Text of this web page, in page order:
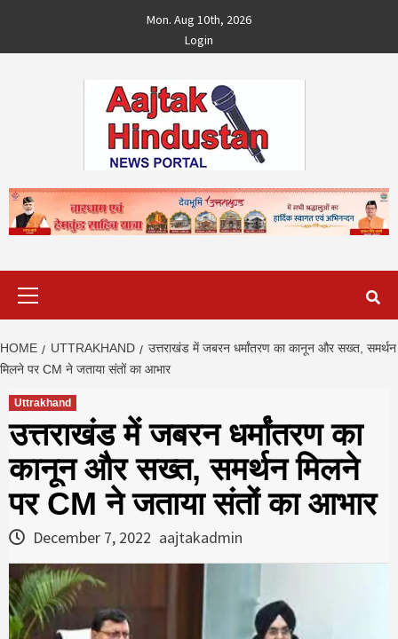
content
Mon. Aug 10th, 2026
Login
HOME UTTRAKHAND
उत्तराखंड में जबरन धर्मांतरण का कानून और सख्त, समर्थन
मिलने पर CM ने जताया संतों का आभार
Uttrakhand
उत्तराखंड में जबरन धर्मांतरण का
कानून और सख्त, समर्थन मिलने
पर CM ने जताया संतों का आभार
December 7, 2022 aajtakadmin